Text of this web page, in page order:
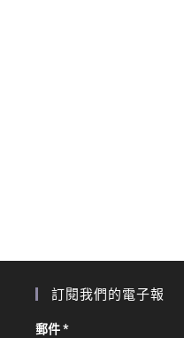
訂閱我們的電子報
郵件*